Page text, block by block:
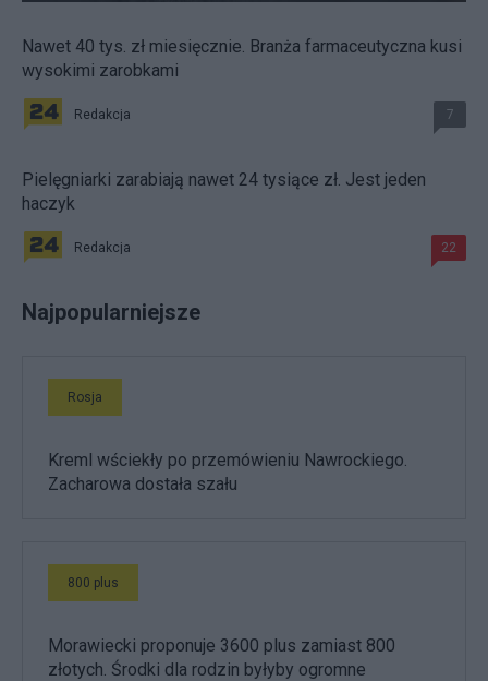
Nawet 40 tys. zł miesięcznie. Branża farmaceutyczna kusi
wysokimi zarobkami
Redakcja 7
Pielęgniarki zarabiają nawet 24 tysiące zł. Jest jeden
haczyk
Redakcja 22
Najpopularniejsze
Rosja
Kreml wściekły po przemówieniu Nawrockiego.
Zacharowa dostała szału
800 plus
Morawiecki proponuje 3600 plus zamiast 800
złotych. Środki dla rodzin byłyby ogromne